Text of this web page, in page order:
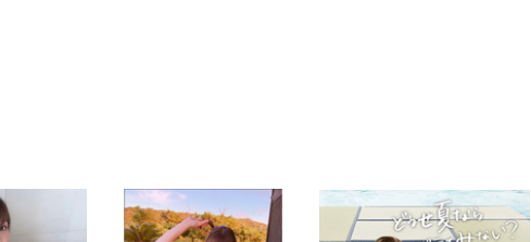
Sezlife オフィスチェア デスク
チェア 疲れない テレワーク
チェア 強化バックレスト 30
Sezlife オフィスチェア デスク
チェア 疲れない テレワーク
チェア 強化バックレスト 30度
ANDWINT オフィスチェ
ア デスクチェア 肘なし メ
ッシュ 通気性 ランバーサ
【純正品】27"ゲーミングモ
ニター DualSense 充電フッ
ク付き（CFI-ZDM1J）
【整備済み品】Dell
E2724HS 27インチ 液晶モ
ニター フル
HD（1920×1080）VA 非光
【MiniLED/24.5inch/280Hz/FHD】
GRAPHT THE SHOOTER
Gaming Monitor 24” Essential ゲ
ネオ・ルーライフ ネオ・オム
ツ L 中型犬用 26枚入り 単品
Smart Basic(スマートベーシ
ック) 【Amazon.co.jp限定】
Smart Basic アイリスオーヤマ
アイリスオーヤマ ペット
シーツ 超厚型 お徳用 レギ
ュラー 200枚入